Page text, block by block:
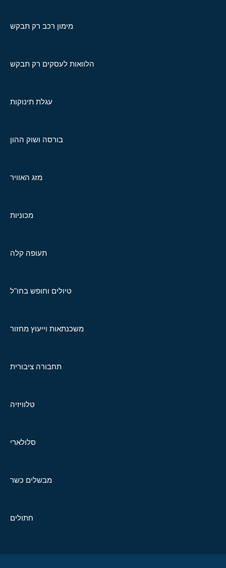
מימון רכב רק תבקש
הלוואות לעסקים רק תבקש
עגלת תינוקות
בורסה ושוק ההון
מזג האוויר
מכוניות
תעופה קלה
טיולים וחופש בחו"ל
משכנתאות וייעוץ מחזור
תחבורה ציבורית
טלוויזיה
סלולארי
מבשלים כשר
חתולים